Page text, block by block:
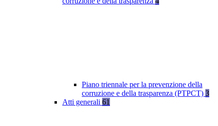
Piano triennale per la prevenzione della
corruzione e della trasparenza (PTPCT) 3
Atti generali 61